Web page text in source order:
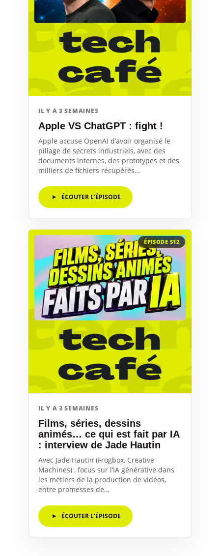
IL Y A 3 SEMAINES
Apple VS ChatGPT : fight !
Apple accuse OpenAI d’avoir organisé le
pillage de secrets industriels, avec des
documents internes, des prototypes et des
milliers de fichiers récupérés…
ÉCOUTER L’ÉPISODE
ÉPISODE 512
IL Y A 3 SEMAINES
Films, séries, dessins
animés… ce qui est fait par IA
: interview de Jade Hautin
Avec Jade Hautin (Frogbox, Creative
Machines) , focus sur l’IA générative dans
les métiers de la production de vidéos,
entre promesses de…
ÉCOUTER L’ÉPISODE